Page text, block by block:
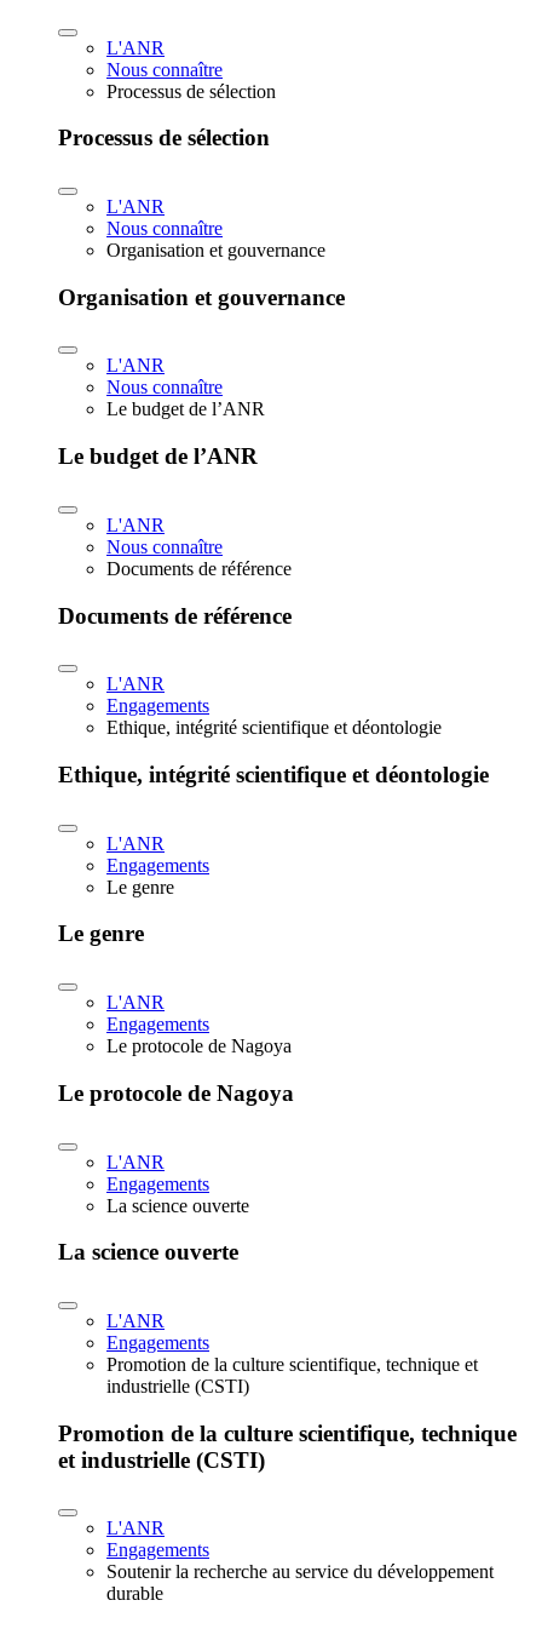
L'ANR
Nous connaître
Processus de sélection
Processus de sélection
L'ANR
Nous connaître
Organisation et gouvernance
Organisation et gouvernance
L'ANR
Nous connaître
Le budget de l’ANR
Le budget de l’ANR
L'ANR
Nous connaître
Documents de référence
Documents de référence
L'ANR
Engagements
Ethique, intégrité scientifique et déontologie
Ethique, intégrité scientifique et déontologie
L'ANR
Engagements
Le genre
Le genre
L'ANR
Engagements
Le protocole de Nagoya
Le protocole de Nagoya
L'ANR
Engagements
La science ouverte
La science ouverte
L'ANR
Engagements
Promotion de la culture scientifique, technique et
industrielle (CSTI)
Promotion de la culture scientifique, technique
et industrielle (CSTI)
L'ANR
Engagements
Soutenir la recherche au service du développement
durable